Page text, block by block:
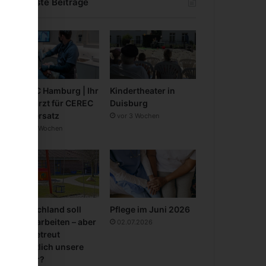
CEREC Hamburg | Ihr
Zahnarzt für CEREC
Zahnersatz
vor 3 Wochen
Kindertheater in
Duisburg
vor 3 Wochen
Deutschland soll
mehr arbeiten – aber
wer betreut
eigentlich unsere
Kinder?
Pflege im Juni 2026
02.07.2026